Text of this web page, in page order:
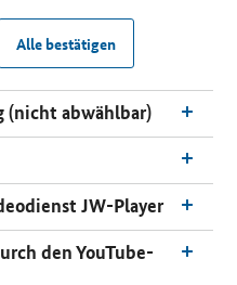
Alle bestätigen
(nicht abwählbar)
JW-Player
den YouTube-